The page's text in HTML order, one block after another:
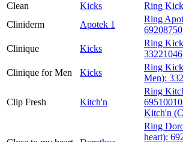
Clean
Kicks Ring
Cliniderm
Apotek 1
Ring
69208750
Clinique
Kicks
Ring
33221046
Clinique for Men
Kicks
Ring
Men):
Clip Fresh Kitch'n
Ring
69510010
Kitch'n
Ring
heart):